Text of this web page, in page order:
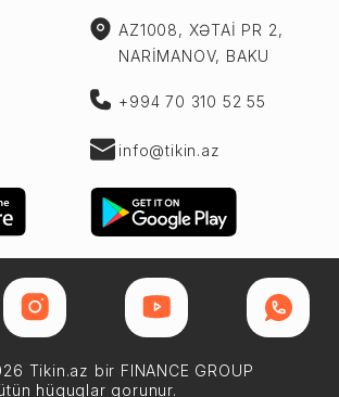
AZ1008, XƏTAİ PR 2,
NARİMANOV, BAKU
+994 70 310 52 55
info@tikin.az
Tikin.az bir FINANCE GROUP
hüquqlar qorunur.